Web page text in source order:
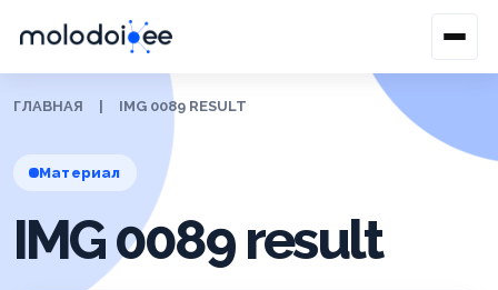
ГЛАВНАЯ IMG 0089 RESULT
Материал
IMG 0089 result